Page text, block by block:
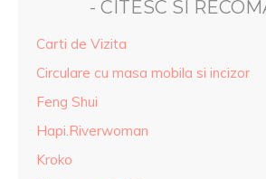
- CITESC SI
Carti de Vizita
Circulare cu masa mobila si incizor
Feng Shui
Hapi.Riverwoman
Kroko